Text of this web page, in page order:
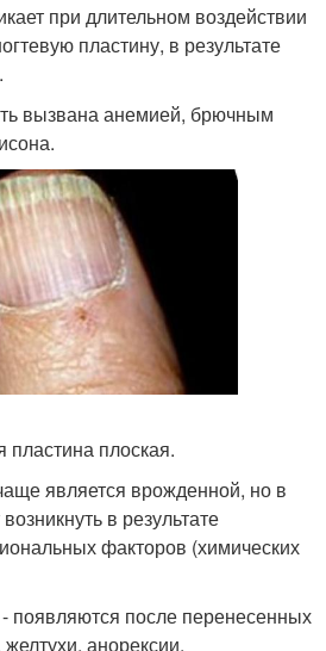
при длительном воздействии
пластину, в результате
вызвана анемией, брючным
пластина плоская.
является врожденной, но в
в результате
факторов (химических
появляются после перенесенных
анорексии.